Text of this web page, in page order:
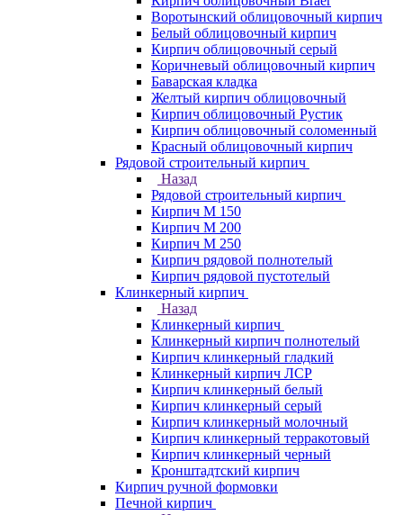
Воротынский облицовочный кирпич
Белый облицовочный кирпич
Кирпич облицовочный серый
Коричневый облицовочный кирпич
Баварская кладка
Желтый кирпич облицовочный
Кирпич облицовочный Рустик
Кирпич облицовочный соломенный
Красный облицовочный кирпич
Рядовой строительный кирпич
Назад
Рядовой строительный кирпич
Кирпич М 150
Кирпич М 200
Кирпич М 250
Кирпич рядовой полнотелый
Кирпич рядовой пустотелый
Клинкерный кирпич
Назад
Клинкерный кирпич
Клинкерный кирпич полнотелый
Кирпич клинкерный гладкий
Клинкерный кирпич ЛСР
Кирпич клинкерный белый
Кирпич клинкерный серый
Кирпич клинкерный молочный
Кирпич клинкерный терракотовый
Кирпич клинкерный черный
Кронштадтский кирпич
Кирпич ручной формовки
Печной кирпич